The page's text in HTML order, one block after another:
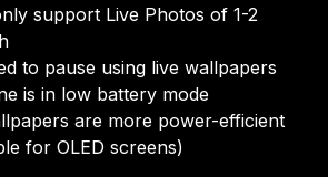
support Live Photos of 1-2
to pause using live wallpapers
is in low battery mode
are more power-efficient
for OLED screens)